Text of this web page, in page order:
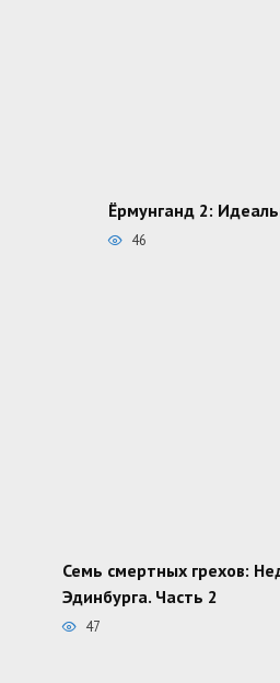
Ёрмунганд 2:
46
Семь смертных грехов:
Эдинбурга. Часть 2
47